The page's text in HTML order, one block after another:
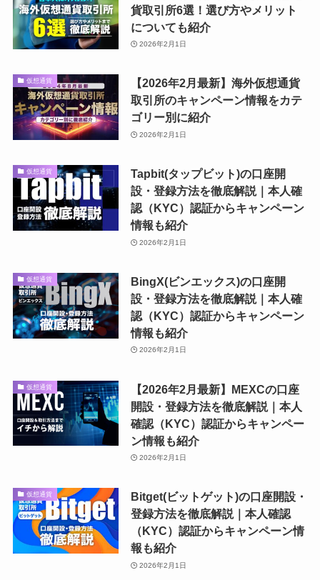
貨取引所6選！選び方やメリット
についても紹介
2026年2月1日
仮想通貨
【2026年2月最新】海外仮想通貨
取引所のキャンペーン情報をカテ
ゴリー別に紹介
2026年2月1日
仮想通貨
Tapbit(タップビット)の口座開
設・登録方法を徹底解説｜本人確
認（KYC）認証からキャンペーン
情報も紹介
2026年2月1日
仮想通貨
BingX(ビンエックス)の口座開
設・登録方法を徹底解説｜本人確
認（KYC）認証からキャンペーン
情報も紹介
2026年2月1日
仮想通貨
【2026年2月最新】MEXCの口座
開設・登録方法を徹底解説｜本人
確認（KYC）認証からキャンペー
ン情報も紹介
2026年2月1日
仮想通貨
Bitget(ビットゲット)の口座開設・
登録方法を徹底解説｜本人確認
（KYC）認証からキャンペーン情
報も紹介
2026年2月1日